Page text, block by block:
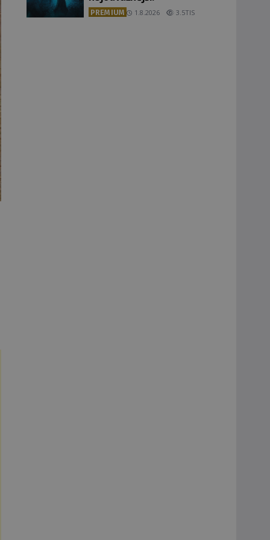
PREMIUM 1.8.2026 3.5TIS